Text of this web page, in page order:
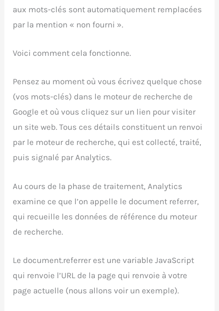
aux mots-clés sont automatiquement remplacées
par la mention « non fourni ».
Voici comment cela fonctionne.
Pensez au moment où vous écrivez quelque chose
(vos mots-clés) dans le moteur de recherche de
Google et où vous cliquez sur un lien pour visiter
un site web. Tous ces détails constituent un renvoi
par le moteur de recherche, qui est collecté, traité,
puis signalé par Analytics.
Au cours de la phase de traitement, Analytics
examine ce que l’on appelle le document referrer,
qui recueille les données de référence du moteur
de recherche.
Le document.referrer est une variable JavaScript
qui renvoie l’URL de la page qui renvoie à votre
page actuelle (nous allons voir un exemple).